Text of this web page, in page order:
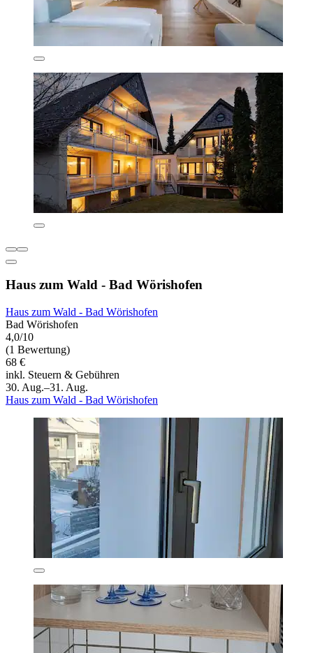
Haus zum Wald - Bad Wörishofen
Haus zum Wald - Bad Wörishofen
Bad Wörishofen
4,0/10
(1 Bewertung)
68 €
inkl. Steuern & Gebühren
30. Aug.–31. Aug.
Haus zum Wald - Bad Wörishofen